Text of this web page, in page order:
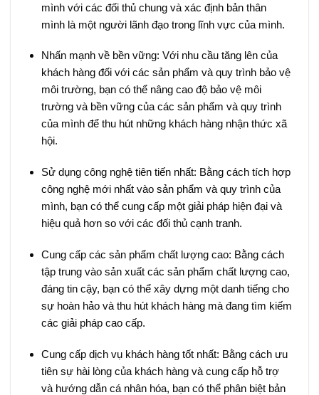
mình với các đối thủ chung và xác định bản thân
mình là một người lãnh đạo trong lĩnh vực của mình.
Nhấn mạnh về bền vững: Với nhu cầu tăng lên của
khách hàng đối với các sản phẩm và quy trình bảo vệ
môi trường, bạn có thể nâng cao độ bảo vệ môi
trường và bền vững của các sản phẩm và quy trình
của mình để thu hút những khách hàng nhận thức xã
hội.
Sử dụng công nghệ tiên tiến nhất: Bằng cách tích hợp
công nghệ mới nhất vào sản phẩm và quy trình của
mình, bạn có thể cung cấp một giải pháp hiện đại và
hiệu quả hơn so với các đối thủ cạnh tranh.
Cung cấp các sản phẩm chất lượng cao: Bằng cách
tập trung vào sản xuất các sản phẩm chất lượng cao,
đáng tin cậy, bạn có thể xây dựng một danh tiếng cho
sự hoàn hảo và thu hút khách hàng mà đang tìm kiếm
các giải pháp cao cấp.
Cung cấp dịch vụ khách hàng tốt nhất: Bằng cách ưu
tiên sự hài lòng của khách hàng và cung cấp hỗ trợ
và hướng dẫn cá nhân hóa, bạn có thể phân biệt bản